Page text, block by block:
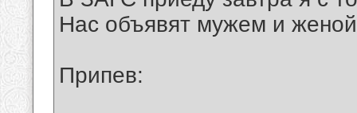
Нас объявят мужем и
Припев: